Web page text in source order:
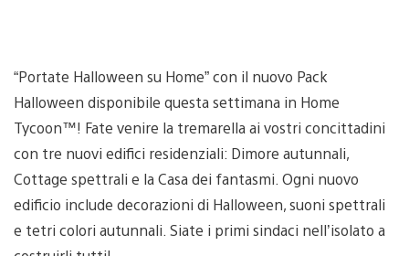
“Portate Halloween su Home” con il nuovo Pack
Halloween disponibile questa settimana in Home
Tycoon™! Fate venire la tremarella ai vostri concittadini
con tre nuovi edifici residenziali: Dimore autunnali,
Cottage spettrali e la Casa dei fantasmi. Ogni nuovo
edificio include decorazioni di Halloween, suoni spettrali
e tetri colori autunnali. Siate i primi sindaci nell’isolato a